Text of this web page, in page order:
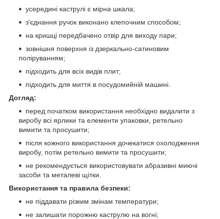
усередині каструлі є мірна шкала;
з'єднання ручок виконано клепочним способом;
на кришці передбачено отвір для виходу пари;
зовнішня поверхня із дзеркально-сатиновим
поліруванням;
підходить для всіх видів плит;
підходить для миття в посудомийній машині.
Догляд:
перед початком використання необхідно видалити з
виробу всі ярлики та елементи упаковки, ретельно
вимити та просушити;
після кожного використання дочекатися охолодження
виробу, потім ретельно вимити та просушити;
не рекомендується використовувати абразивні миючі
засоби та металеві щітки.
Використання та правила безпеки:
не піддавати різким змінам температури;
не залишати порожню каструлю на вогні;